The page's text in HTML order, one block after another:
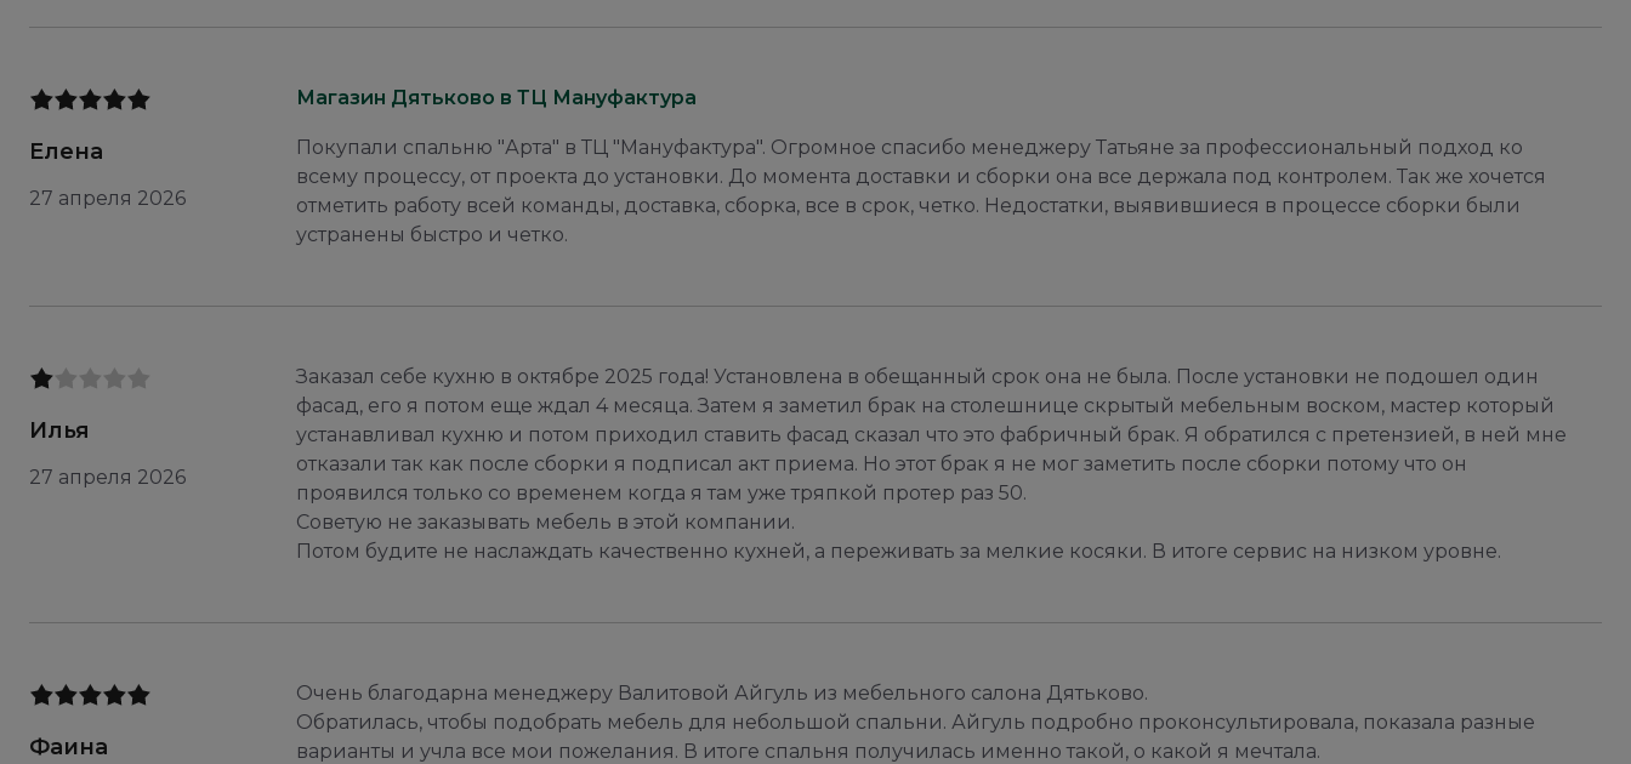
Елена
27 апреля 2026
Магазин Дятьково в ТЦ Мануфактура
Покупали спальню "Арта" в ТЦ "Мануфактура". Огромное спасибо менеджеру Татьяне за профессиональный подход ко
всему процессу, от проекта до установки. До момента доставки и сборки она все держала под контролем. Так же хочется
отметить работу всей команды, доставка, сборка, все в срок, четко. Недостатки, выявившиеся в процессе сборки были
устранены быстро и четко.
Илья
27 апреля 2026
Заказал себе кухню в октябре 2025 года! Установлена в обещанный срок она не была. После установки не подошел один
фасад, его я потом еще ждал 4 месяца. Затем я заметил брак на столешнице скрытый мебельным воском, мастер который
устанавливал кухню и потом приходил ставить фасад сказал что это фабричный брак. Я обратился с претензией, в ней мне
отказали так как после сборки я подписал акт приема. Но этот брак я не мог заметить после сборки потому что он
проявился только со временем когда я там уже тряпкой протер раз 50.
Советую не заказывать мебель в этой компании.
Потом будите не наслаждать качественно кухней, а переживать за мелкие косяки. В итоге сервис на низком уровне.
Фаина
Очень благодарна менеджеру Валитовой Айгуль из мебельного салона Дятьково.
Обратилась, чтобы подобрать мебель для небольшой спальни. Айгуль подробно проконсультировала, показала разные
варианты и учла все мои пожелания. В итоге спальня получилась именно такой, о какой я мечтала.